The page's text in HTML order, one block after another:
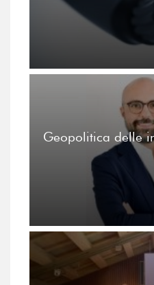
Geopolitica delle